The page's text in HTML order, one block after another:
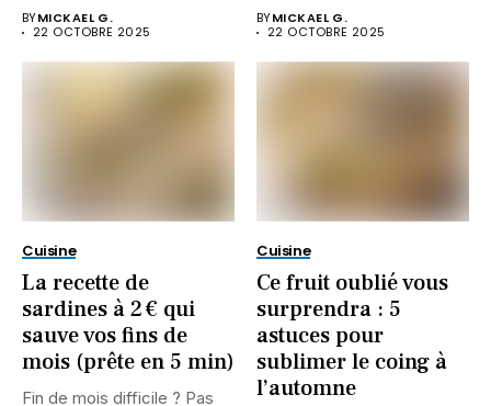
BYMICKAEL G.
22 OCTOBRE 2025
BYMICKAEL G.
22 OCTOBRE 2025
Cuisine
La recette de
sardines à 2 € qui
sauve vos fins de
mois (prête en 5 min)
Fin de mois difficile ? Pas
Cuisine
Ce fruit oublié vous
surprendra : 5
astuces pour
sublimer le coing à
l’automne